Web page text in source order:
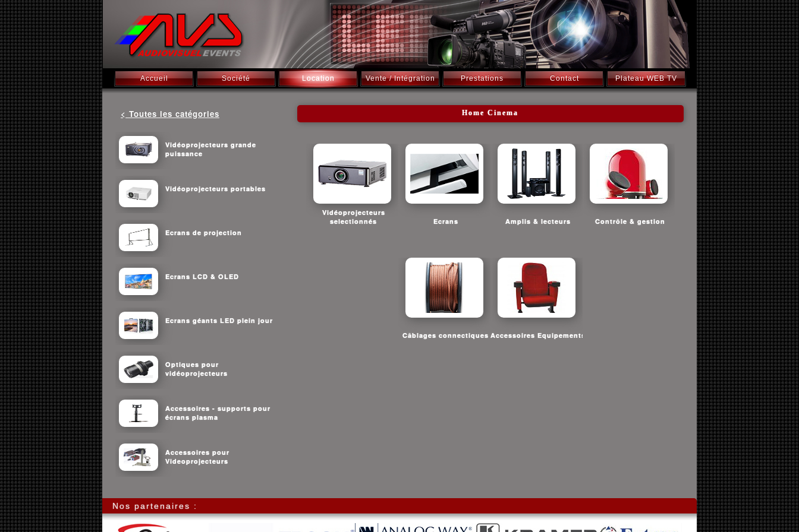
Accueil Société Location Vente / Intégration Prestations Contact Plateau WEB TV
< Toutes les catégories
Vidéoprojecteurs grande
puissance
Vidéoprojecteurs portables
Ecrans de projection
Ecrans LCD & OLED
Ecrans géants LED plein jour
Optiques pour
vidéoprojecteurs
Accessoires - supports pour
écrans plasma
Accessoires pour
Videoprojecteurs
Home Cinema
Vidéoprojecteurs
selectionnés
Ecrans Amplis & lecteurs Contrôle & gestion
Câblages connectiques Accessoires Equipements
Nos partenaires :